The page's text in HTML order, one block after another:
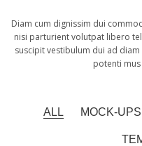
Diam cum dignissim dui
nisi parturient volutpat libero
suscipit vestibulum dui ad
potenti
ALL MOCK-UPS